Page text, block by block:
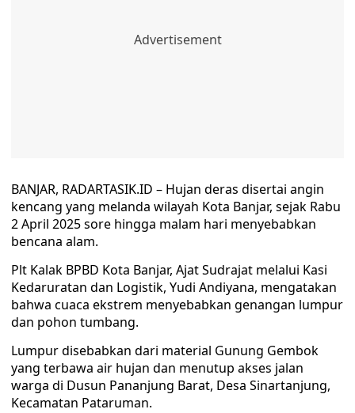
BANJAR, RADARTASIK.ID – Hujan deras disertai angin
kencang yang melanda wilayah Kota Banjar, sejak Rabu
2 April 2025 sore hingga malam hari menyebabkan
bencana alam.
Plt Kalak BPBD Kota Banjar, Ajat Sudrajat melalui Kasi
Kedaruratan dan Logistik, Yudi Andiyana, mengatakan
bahwa cuaca ekstrem menyebabkan genangan lumpur
dan pohon tumbang.
Lumpur disebabkan dari material Gunung Gembok
yang terbawa air hujan dan menutup akses jalan
warga di Dusun Pananjung Barat, Desa Sinartanjung,
Kecamatan Pataruman.